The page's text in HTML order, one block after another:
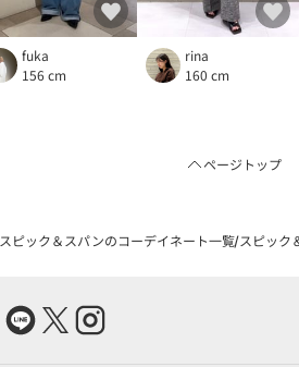
fuka
156 cm
rina
160 cm
ページトップ
スピック＆スパンのコーデイネート一覧 スピック